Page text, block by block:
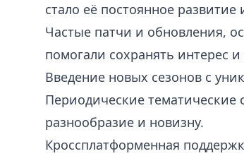
стало её постоянное
Частые патчи и обновления,
помогали сохранять интерес
Введение новых сезонов с
Периодические
разнообразие и новизну.
Кроссплатформенная